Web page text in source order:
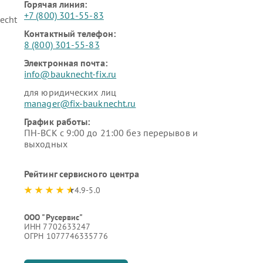
Горячая линия:
+7 (800) 301-55-83
Контактный телефон:
8 (800) 301-55-83
Электронная почта:
info@bauknecht-fix.ru
для юридических лиц
manager@fix-bauknecht.ru
График работы:
ПН-ВСК с 9:00 до 21:00 без перерывов и
выходных
Рейтинг сервисного центра
4.9-5.0
ООО "Русервис"
ИНН 7702633247
ОГРН 1077746335776